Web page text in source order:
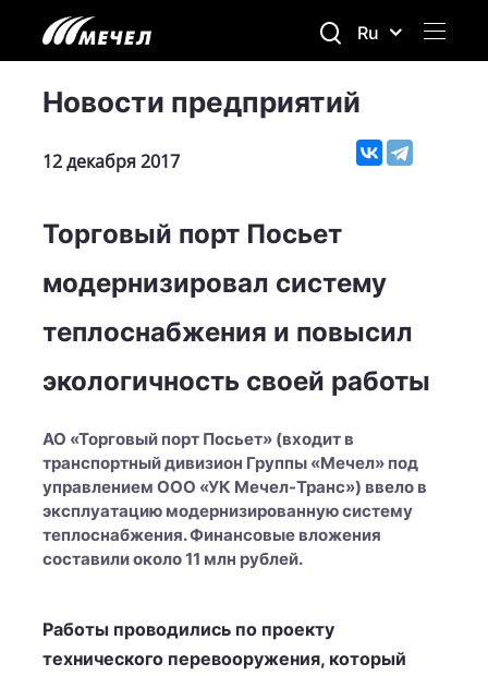
Ru
Новости предприятий
12 декабря 2017
Торговый порт Посьет
модернизировал систему
теплоснабжения и повысил
экологичность своей работы
АО «Торговый порт Посьет» (входит в
транспортный дивизион Группы «Мечел» под
управлением ООО «УК Мечел-Транс») ввело в
эксплуатацию модернизированную систему
теплоснабжения. Финансовые вложения
составили около 11 млн рублей.
Работы проводились по проекту
технического перевооружения, который